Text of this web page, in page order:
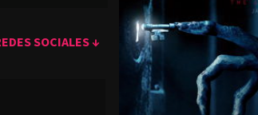
SOCIALES ↓